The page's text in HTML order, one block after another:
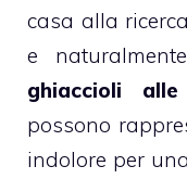
casa alla
e
ghiaccioli
possono
indolore per una